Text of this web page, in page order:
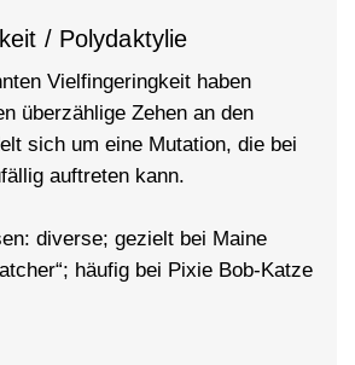
/ Polydaktylie
Vielfingeringkeit haben
überzählige Zehen an den
sich um eine Mutation, die bei
auftreten kann.
diverse; gezielt bei Maine
häufig bei Pixie Bob-Katze